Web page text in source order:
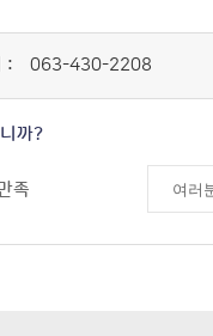
: 063-430-2208
까?
족